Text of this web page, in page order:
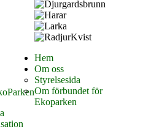
Hem
Om oss
Styrelsesida
Om förbundet för
Ekoparken